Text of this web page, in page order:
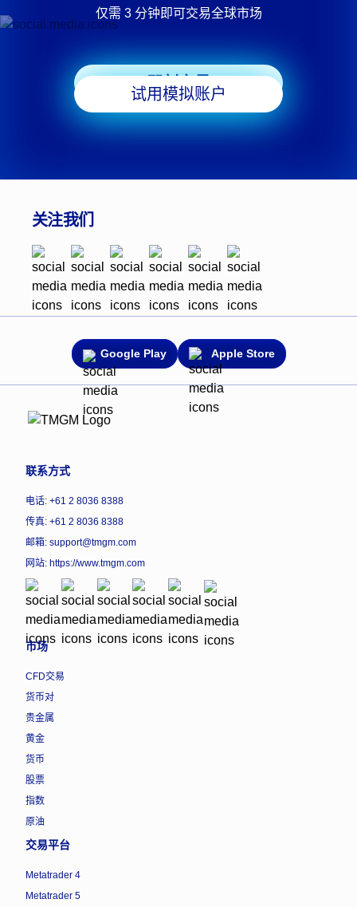
仅需 3 分钟即可交易全球市场
即刻交易
试用模拟账户
关注我们
Google Play Apple Store
联系方式
电话: +61 2 8036 8388
传真: +61 2 8036 8388
邮箱: support@tmgm.com
网站: https://www.tmgm.com
市场
CFD交易
货币对
贵金属
黄金
货币
股票
指数
原油
交易平台
Metatrader 4
Metatrader 5